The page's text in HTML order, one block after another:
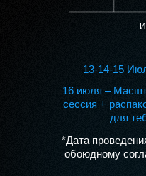
16 июля –
сессия +
для
13-14-15
*Дaтa
обоюдному